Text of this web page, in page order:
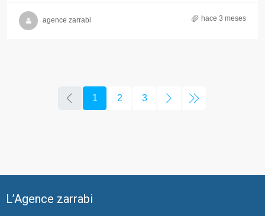
agence zarrabi hace 3 meses
1 2 3
L’Agence zarrabi